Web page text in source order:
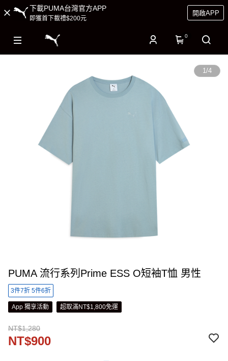
下載PUMA台灣官方APP
即獲首下載禮$200元
開啟APP
0
1/4
PUMA 流行系列Prime ESS O短袖T恤 男性
3件7折 5件6折
App 獨享活動 超取滿NT$1,800免運
NT$1,280
NT$900